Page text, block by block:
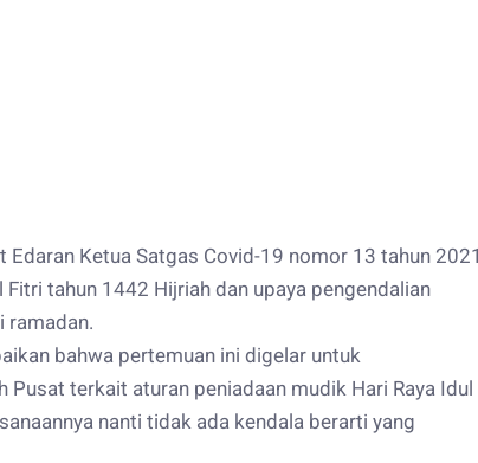
Ketua Satgas Covid-19 nomor 13 tahun 2021
tahun 1442 Hijriah dan upaya pengendalian
ramadan.
bahwa pertemuan ini digelar untuk
terkait aturan peniadaan mudik Hari Raya Idul
nanti tidak ada kendala berarti yang